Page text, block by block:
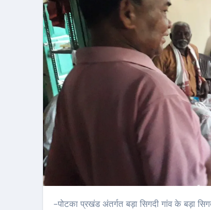
-पोटका प्रखंड अंतर्गत बड़ा सिगदी गांव के बड़ा सिगदी पर्यावरण चेतना केंद्र सभा भवन में आदिवासी भूमिज समाज के सांस्कृतिक परंपरा रीति